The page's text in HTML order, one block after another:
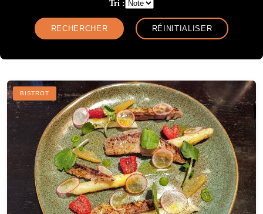
Tri :
BISTROT